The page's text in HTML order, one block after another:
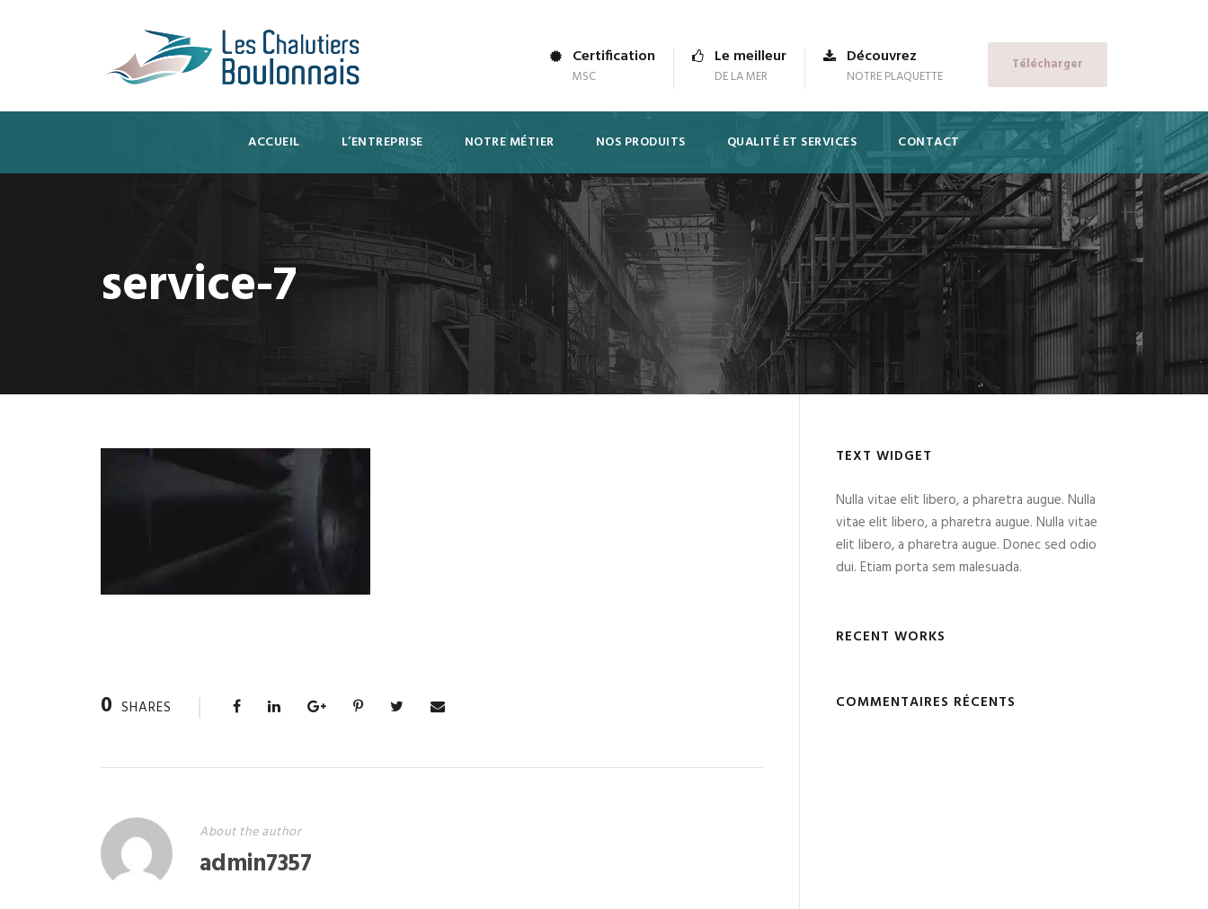
Certification
MSC
Le meilleur
DE LA MER
Découvrez
NOTRE PLAQUETTE
Télécharger
ACCUEIL L’ENTREPRISE NOTRE MÉTIER NOS PRODUITS QUALITÉ ET SERVICES CONTACT
service-7
0 SHARES
About the author
admin7357
TEXT WIDGET
Nulla vitae elit libero, a pharetra augue. Nulla
vitae elit libero, a pharetra augue. Nulla vitae
elit libero, a pharetra augue. Donec sed odio
dui. Etiam porta sem malesuada.
RECENT WORKS
COMMENTAIRES RÉCENTS